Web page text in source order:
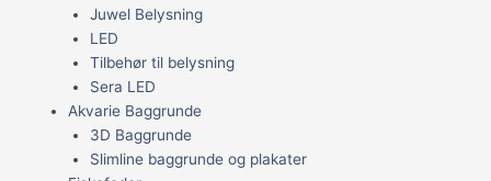
Juwel Belysning
LED
Tilbehør til belysning
Sera LED
Akvarie Baggrunde
3D Baggrunde
Slimline baggrunde og plakater